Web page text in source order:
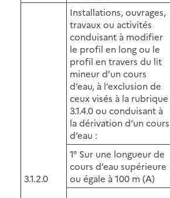
3.1.2.0
Installations, ouvrages,
travaux ou activités
conduisant à modifier
le profil en long ou le
profil en travers du lit
mineur d’un cours
d’eau, à l’exclusion de
ceux visés à la rubrique
3.1.4.0 ou conduisant à
la dérivation d’un cours
d’eau :
1° Sur une longueur de
cours d’eau supérieure
ou égale à 100 m (A)